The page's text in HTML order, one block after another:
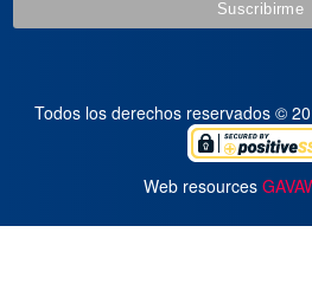
Todos los derechos reservados ©
Web resources